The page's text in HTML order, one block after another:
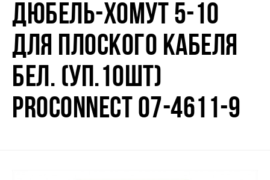
ДЮБЕЛЬ-ХОМУТ 5-10
ДЛЯ ПЛОСКОГО КАБЕЛЯ
БЕЛ. (УП.10ШТ)
PROCONNECT 07-4611-9